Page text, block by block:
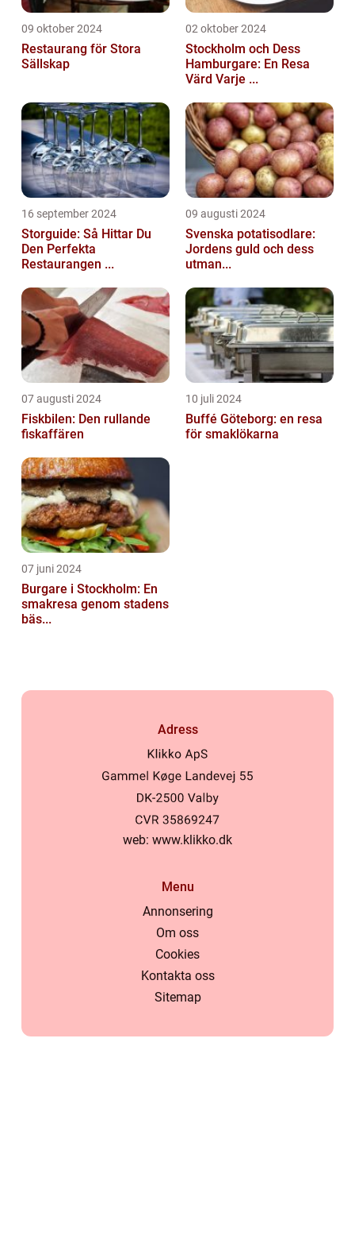
09 oktober 2024
Restaurang för Stora
Sällskap
02 oktober 2024
Stockholm och Dess
Hamburgare: En Resa
Värd Varje ...
16 september 2024
Storguide: Så Hittar Du
Den Perfekta
Restaurangen ...
09 augusti 2024
Svenska potatisodlare:
Jordens guld och dess
utman...
07 augusti 2024
Fiskbilen: Den rullande
fiskaffären
10 juli 2024
Buffé Göteborg: en resa
för smaklökarna
07 juni 2024
Burgare i Stockholm: En
smakresa genom stadens
bäs...
Adress
web: www.klikko.dk
Menu
Annonsering
Om oss
Cookies
Kontakta oss
Sitemap